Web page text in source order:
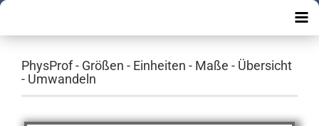
PhysProf - Größen - Einheiten - Maße - Übersicht
- Umwandeln